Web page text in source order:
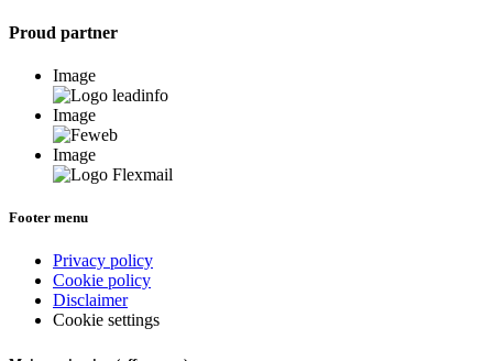
Proud partner
Image
Image
Image
Footer menu
Privacy policy
Cookie policy
Disclaimer
Cookie settings